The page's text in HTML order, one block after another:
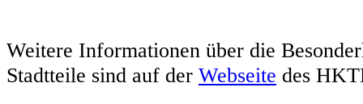
Weitere Informationen über die
Stadtteile sind auf der Webseite des